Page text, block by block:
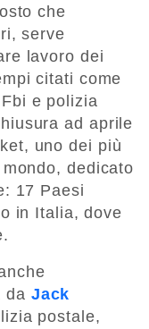
che
serve
lavoro dei
citati come
e polizia
ad aprile
uno dei più
dedicato
17 Paesi
in Italia, dove
da Jack
postale,